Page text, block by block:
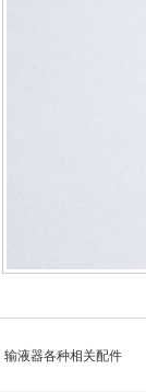
输液器各种相关配件